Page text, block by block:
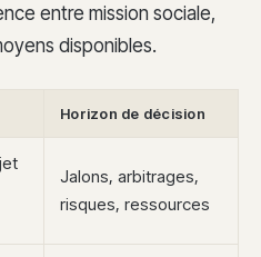
entre mission sociale,
disponibles.
Horizon de décision
Jalons, arbitrages,
risques, ressources